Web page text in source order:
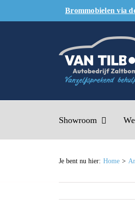
Brommobielen via
Showroom
Je bent nu hier: Home